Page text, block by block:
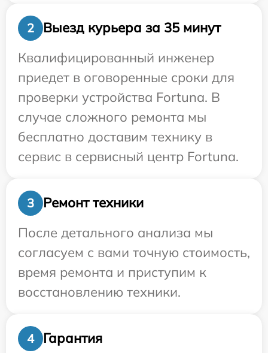
2
Выезд курьера за 35 минут
Квалифицированный инженер
приедет в оговоренные сроки для
проверки устройства Fortuna. В
случае сложного ремонта мы
бесплатно доставим технику в
сервис в сервисный центр Fortuna.
3
Ремонт техники
После детального анализа мы
согласуем с вами точную стоимость,
время ремонта и приступим к
восстановлению техники.
4 Гарантия